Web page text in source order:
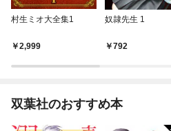
村生ミオ大全集1
2,999
奴隷先生 1
792
双葉社のおすすめ本